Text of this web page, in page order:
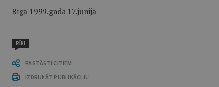
Rīgā 1999.gada 17.jūnijā
RĪKI
PASTĀSTI CITIEM
IZDRUKĀT PUBLIKĀCIJU